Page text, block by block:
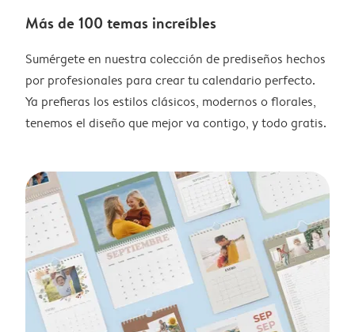
Más de 100 temas increíbles
Sumérgete en nuestra colección de prediseños hechos
por profesionales para crear tu calendario perfecto.
Ya prefieras los estilos clásicos, modernos o florales,
tenemos el diseño que mejor va contigo, y todo gratis.